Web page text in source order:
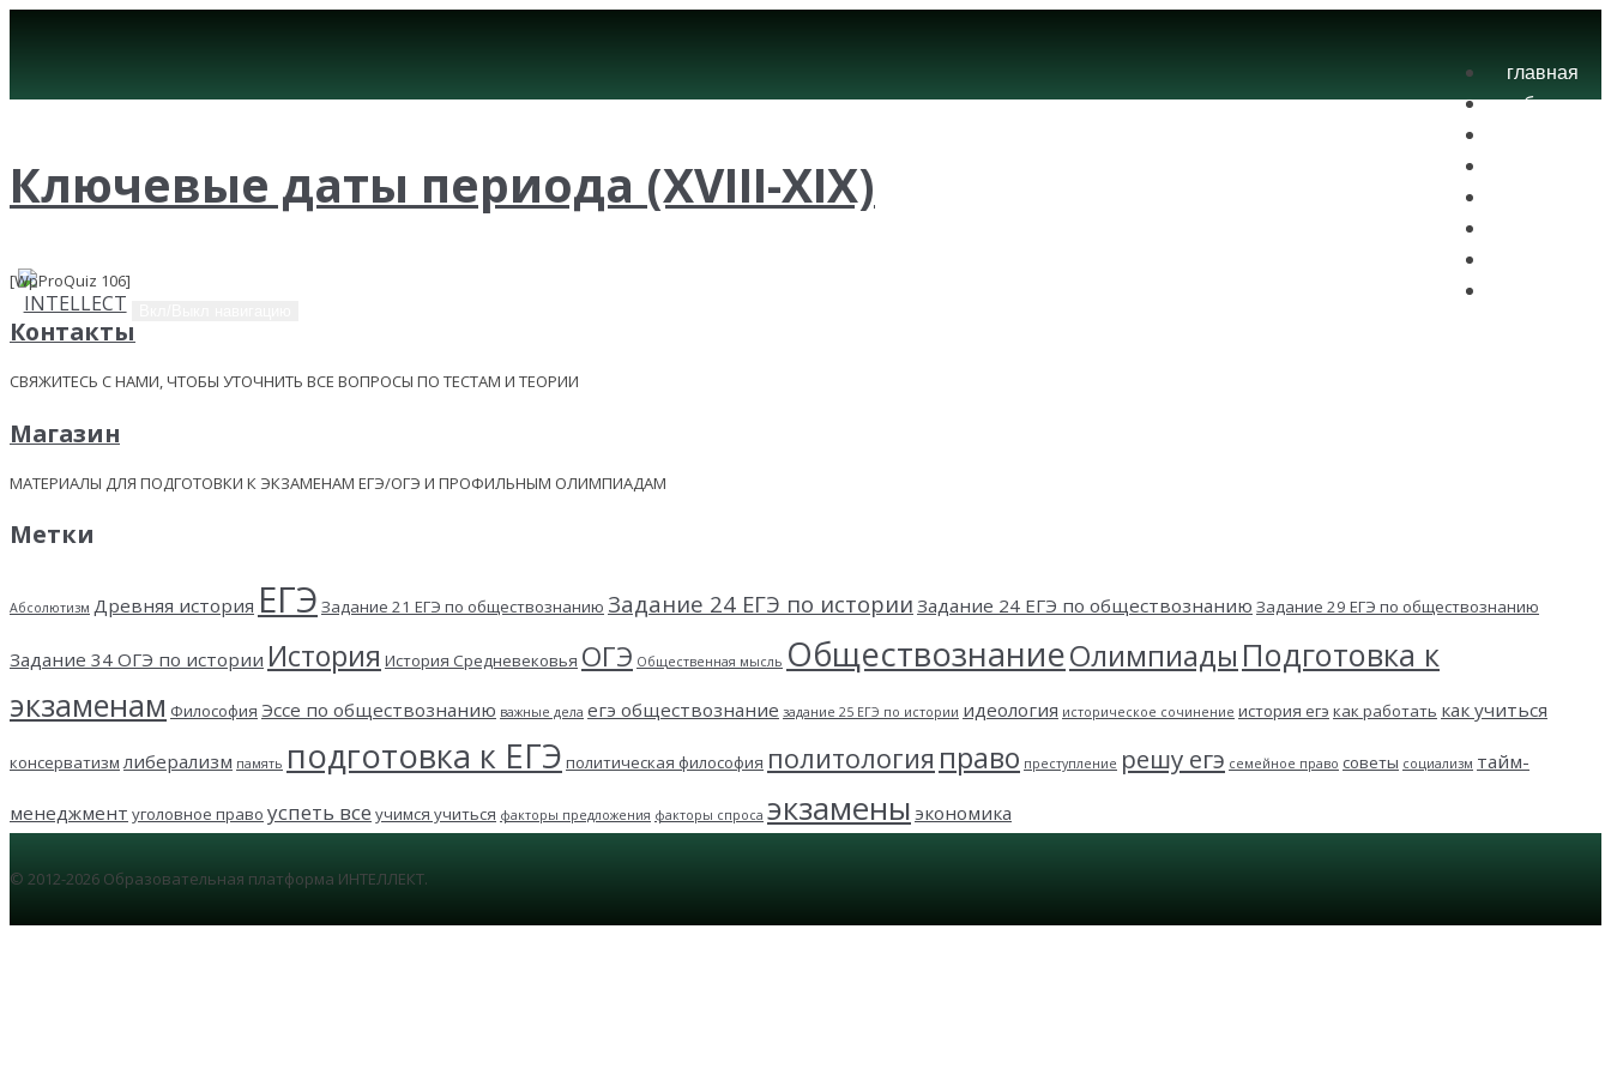
главная
блог
Ключевые даты периода (XVIII-XIX)
[WpProQuiz 106]
Контакты
СВЯЖИТЕСЬ С НАМИ, ЧТОБЫ УТОЧНИТЬ ВСЕ ВОПРОСЫ ПО ТЕСТАМ И ТЕОРИИ
Магазин
МАТЕРИАЛЫ ДЛЯ ПОДГОТОВКИ К ЭКЗАМЕНАМ ЕГЭ/ОГЭ И ПРОФИЛЬНЫМ ОЛИМПИАДАМ
Метки
Абсолютизм Древняя история ЕГЭ Задание 21 ЕГЭ по обществознанию Задание 24 ЕГЭ по истории Задание 24 ЕГЭ по обществознанию Задание 29 ЕГЭ по обществознанию
Задание 34 ОГЭ по истории История История Средневековья ОГЭ Общественная мысль ОбществознаниеОлимпиады Подготовка к
экзаменам Философия Эссе по обществознанию важные дела егэ обществознание задание 25 ЕГЭ по истории идеология историческое сочинение история егэ как работать как учиться
консерватизм либерализм память подготовка к ЕГЭ политическая философия политология право преступление решу егэ семейное право советы социализм тайм-
менеджмент уголовное право успеть все учимся учиться факторы предложения факторы спроса экзамены экономика
© 2012-2026 Образовательная платформа ИНТЕЛЛЕКТ.